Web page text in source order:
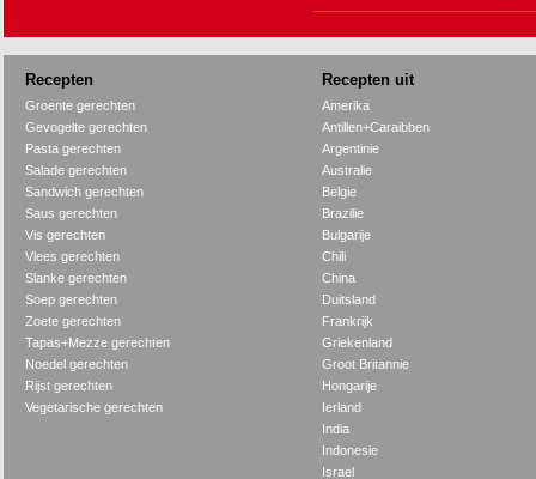
Recepten Recepten uit
Groente gerechten
Gevogelte gerechten
Pasta gerechten
Salade gerechten
Sandwich gerechten
Saus gerechten
Vis gerechten
Vlees gerechten
Slanke gerechten
Soep gerechten
Zoete gerechten
Tapas+Mezze gerechten
Noedel gerechten
Rijst gerechten
Vegetarische gerechten
Amerika
Antillen+Caraibben
Argentinie
Australie
Belgie
Brazilie
Bulgarije
Chili
China
Duitsland
Frankrijk
Griekenland
Groot Britannie
Hongarije
Ierland
India
Indonesie
Israel